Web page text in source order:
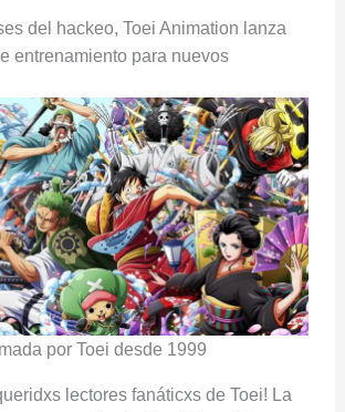
del hackeo, Toei Animation lanza
entrenamiento para nuevos
por Toei desde 1999
lectores fanáticxs de Toei! La